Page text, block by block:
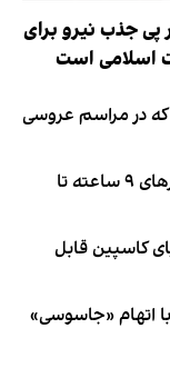
پی جذب نیرو برای
اسلامی است
۱۰ چهره‌ای که در مراسم عروسی
روایت فداکاری‌های محمد صلاح؛ از سفرهای ۹ ساعته تا
کاسپین قابل
اتهام «جاسوسی»